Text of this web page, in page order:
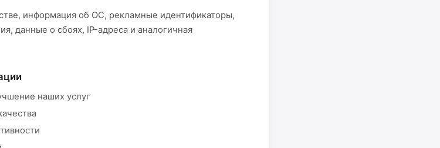
информация об ОС, рекламные идентификаторы,
данные о сбоях, IP-адреса и аналогичная
наших услуг